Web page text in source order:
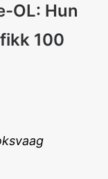
OL: Hun
100